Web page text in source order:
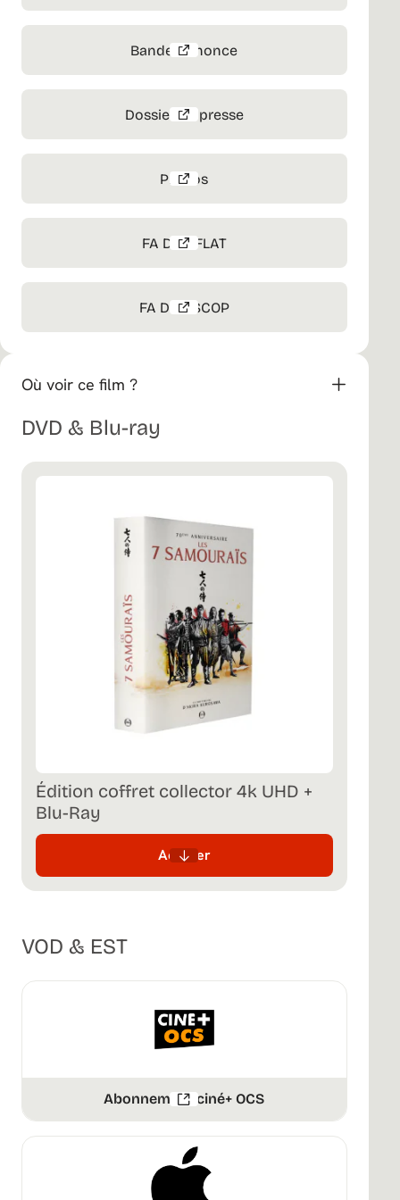
Bande-annonce
Dossier de presse
Photos
FA DCP FLAT
FA DCP SCOP
Où voir ce film ?
DVD & Blu-ray
Édition coffret collector 4k UHD +
Blu-Ray
Acheter
VOD & EST
Abonnement ciné+ OCS